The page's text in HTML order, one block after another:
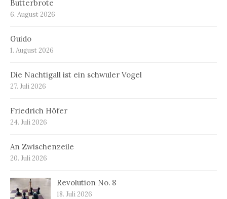
Butterbrote
6. August 2026
Guido
1. August 2026
Die Nachtigall ist ein schwuler Vogel
27. Juli 2026
Friedrich Höfer
24. Juli 2026
An Zwischenzeile
20. Juli 2026
Revolution No. 8
18. Juli 2026